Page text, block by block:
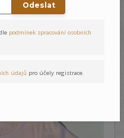
-Růžová
Odeslat
podmínek zpracování osobních
údajů pro účely registrace.